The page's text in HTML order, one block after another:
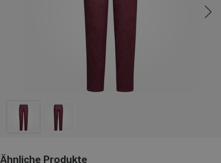
Ähnliche Produkte